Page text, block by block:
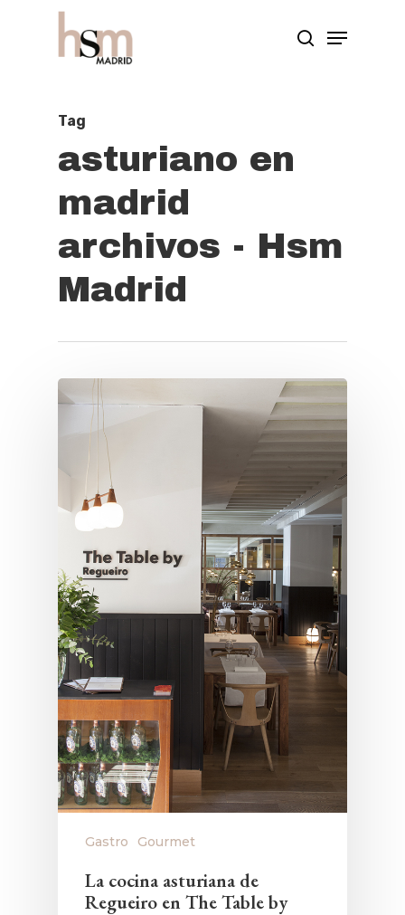
Tag
asturiano en
madrid
archivos - Hsm
Madrid
Gastro Gourmet
La cocina asturiana de
Regueiro en The Table by